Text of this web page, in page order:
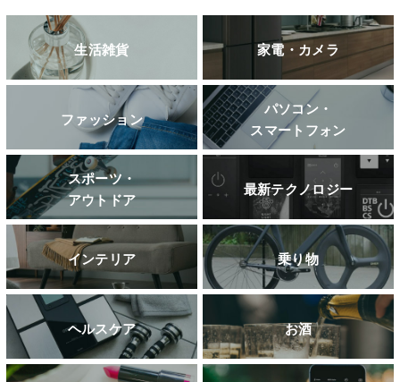
生活雑貨 家電・カメラ
ファッション
パソコン・
スマートフォン
スポーツ・
アウトドア
最新テクノロジー
インテリア 乗り物
ヘルスケア お酒